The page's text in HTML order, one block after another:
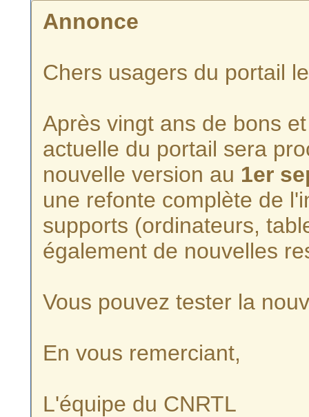
Annonce
Chers usagers du portail
Après vingt ans de bons
actuelle du portail sera
nouvelle version au 1er
une refonte complète de
supports (ordinateurs,
également de nouvelles
Vous pouvez tester la
En vous remerciant,
L'équipe du CNRTL